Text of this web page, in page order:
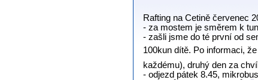
Rafting na Cetině červenec
- za mostem je směrem k
- zašli jsme do té první od
100kun dítě. Po informaci,
každému), druhý den za
- odjezd pátek 8.45,